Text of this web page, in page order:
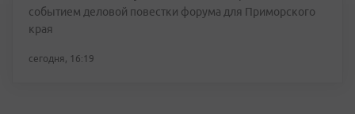
событием деловой повестки форума для Приморского
края
сегодня, 16:19